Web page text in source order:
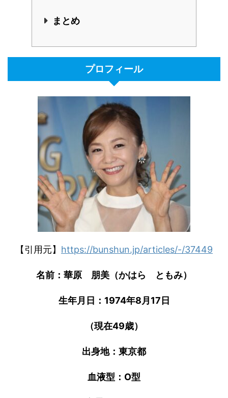
まとめ
プロフィール
【引用元】 https://bunshun.jp/articles/-/37449
名前：華原 朋美（かはら ともみ）
生年月日： 1974年8月 17 日
（現在49歳）
出身地：東京都
血液型： O型